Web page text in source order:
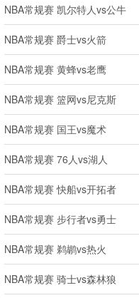
NBA常规赛 凯尔特人vs公牛
NBA常规赛 爵士vs火箭
NBA常规赛 黄蜂vs老鹰
NBA常规赛 篮网vs尼克斯
NBA常规赛 国王vs魔术
NBA常规赛 76人vs湖人
NBA常规赛 快船vs开拓者
NBA常规赛 步行者vs勇士
NBA常规赛 鹈鹕vs热火
NBA常规赛 骑士vs森林狼